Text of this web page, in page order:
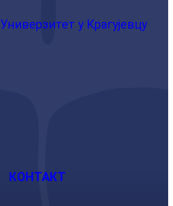
Универзитет у Крагујевцу
КОНТАКТ